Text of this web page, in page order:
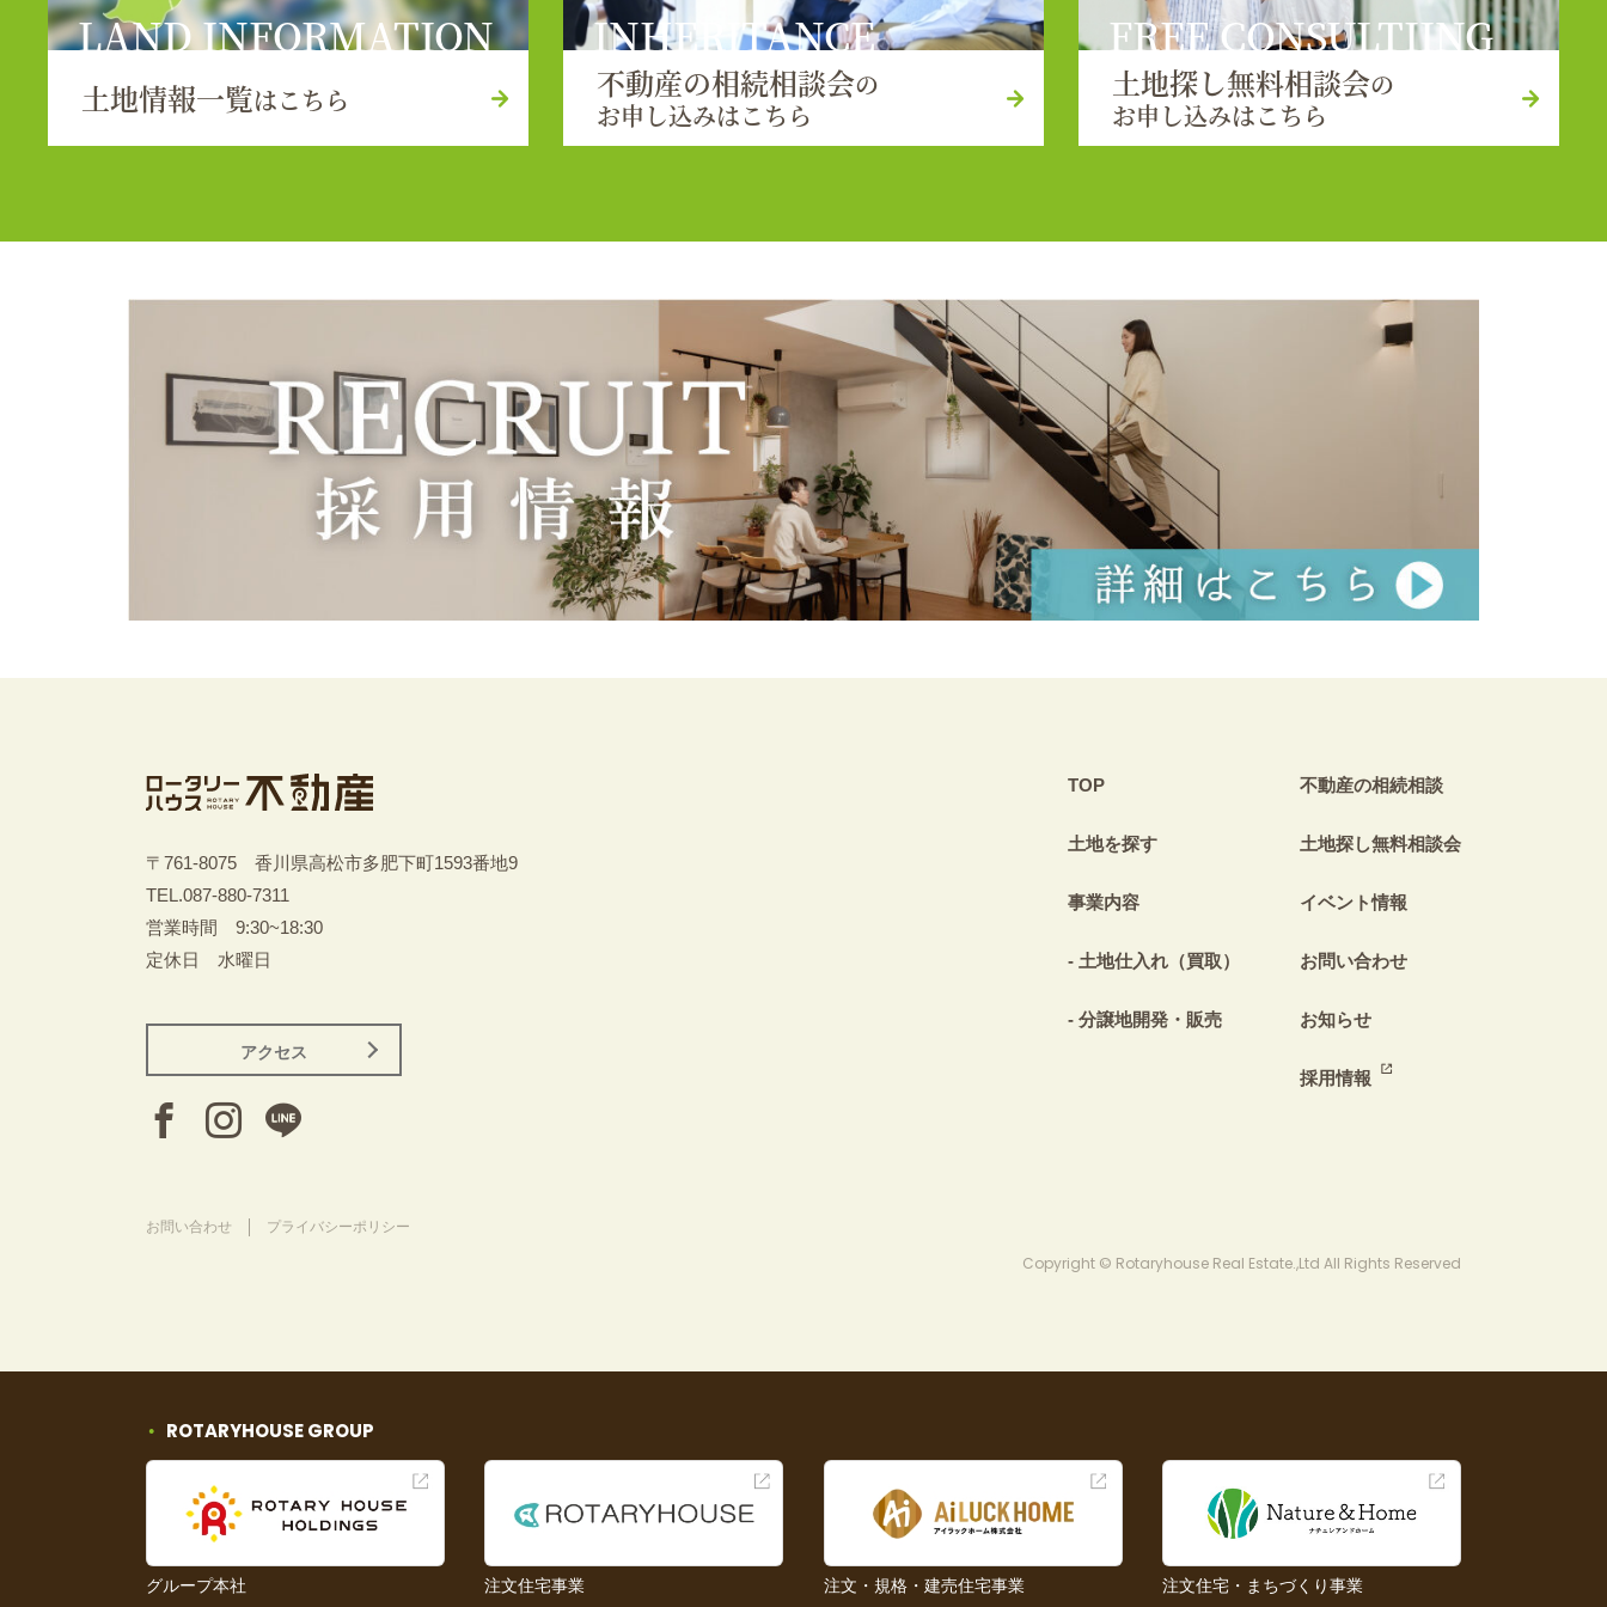
LAND INFORMATION
土地情報一覧はこちら
INHERITANCE
不動産の相続相談会の
お申し込みはこちら
FREE CONSULTIING
土地探し無料相談会の
お申し込みはこちら
TOP
土地を探す
事業内容
土地仕入れ（買取）
分譲地開発・販売
不動産の相続相談
土地探し無料相談会
イベント情報
お問い合わせ
お知らせ
採用情報
〒761-8075 香川県高松市多肥下町1593番地9
TEL.087-880-7311
営業時間 9:30~18:30
定休日 水曜日
アクセス
お問い合わせ プライバシーポリシー
Copyright © Rotaryhouse Real Estate.,Ltd All Rights Reserved
ROTARYHOUSE GROUP
グループ本社 注文住宅事業 注文・規格・建売住宅事業 注文住宅・まちづくり事業